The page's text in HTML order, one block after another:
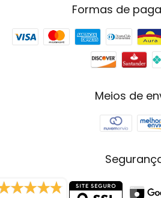
Formas de
Meios de